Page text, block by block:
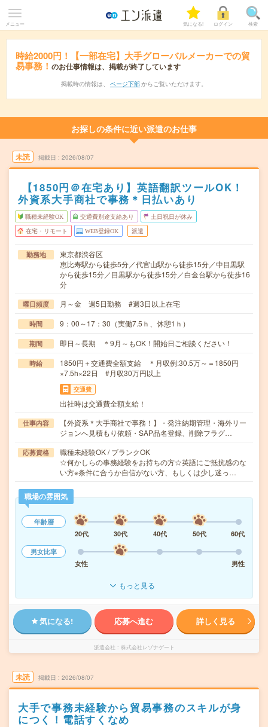
メニュー 気になる! ログイン 検索
時給2000円！【一部在宅】大手グローバルメーカーでの貿
易事務！ のお仕事情報は、掲載が終了しています
掲載時の情報は、 ページ下部 からご覧いただけます。
お探しの条件に近い派遣のお仕事
未読 掲載日 2026/08/07
【1850円＠在宅あり】英語翻訳ツールOK！
外資系大手商社で事務＊日払いあり
職種未経験OK 交通費別途支給あり 土日祝日が休み
在宅・リモート WEB登録OK 派遣
勤務地
東京都渋谷区
恵比寿駅から徒歩5分／代官山駅から徒歩15分／中目黒駅
から徒歩15分／目黒駅から徒歩15分／白金台駅から徒歩16
分
曜日頻度 月～金 週5日勤務 #週3日以上在宅
時間 9：00～17：30（実働7.5ｈ、休憩1ｈ）
期間 即日～長期 ＊9月～もOK！開始日ご相談ください！
時給
1850円＋交通費全額支給 ＊月収例:30.5万～＝1850円
×7.5h×22日 #月収30万円以上
交通費
出社時は交通費全額支給！
仕事内容
【外資系＊大手商社で事務！】・発注納期管理・海外リー
ジョンへ見積もり依頼・SAP品名登録、削除フラグ…
応募資格
職種未経験OK / ブランクOK
☆何かしらの事務経験をお持ちの方☆英語にご抵抗感のな
い方※条件に合うか自信がない方、もしくは少し迷っ…
職場の雰囲気
年齢層
20代
30代 40代 50代
60代
男女比率
女性
男性
もっと見る
気になる! 応募へ進む 詳しく見る
派遣会社 株式会社レゾナゲート
未読 掲載日 2026/08/07
大手で事務未経験から貿易事務のスキルが身
につく！電話すくなめ